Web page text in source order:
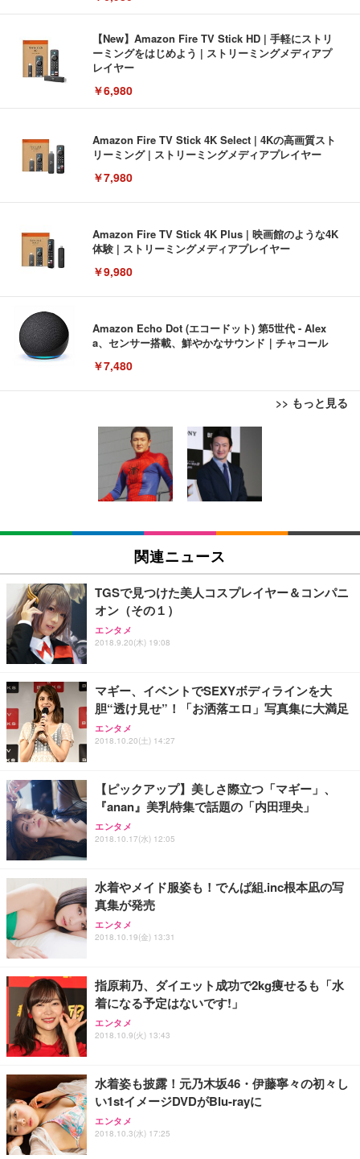
【New】Amazon Fire TV Stick HD | 手軽にストリ
ーミングをはじめよう | ストリーミングメディアプ
レイヤー
￥6,980
Amazon Fire TV Stick 4K Select | 4Kの高画質スト
リーミング | ストリーミングメディアプレイヤー
￥7,980
Amazon Fire TV Stick 4K Plus | 映画館のような4K
体験 | ストリーミングメディアプレイヤー
￥9,980
Amazon Echo Dot (エコードット) 第5世代 - Alex
a、センサー搭載、鮮やかなサウンド｜チャコール
￥7,480
>> もっと見る
[EdoErgo] オフィスチェア 椅子 テレワーク 疲れな
い 跳ね上げ式アームレスト コンパクト 約105度ロッ
キング pc 事務椅子 360度回転 座面昇降 強化ナイロ
ン樹脂ベース 通気性メッシュ 在宅ワーク H-WY01
(黒網+黒枠+黒足)
￥5,699
SIHOO B100 オフィスチェア／デスクチェア メッシ
ュチェア 人間工学 疲れない ブラック
￥27,999
Sezlife オフィスチェア デスクチェア 疲れない テレ
ワーク チェア 強化バックレスト 30度ロッキング機
能 人間工学 椅子 腰サポート 90度跳ね上げ式アーム
務用 おしゃれ パソコンチェア (ブラック)
Sezlife オフィスチェア デスクチェア 疲れない テレ
ワーク チェア 強化バックレスト 30度ロッキング機
能 人間工学 椅子 腰サポート 90度跳ね上げ式アーム
務用 おしゃれ パソコンチェア (ホワイト)
ANDWINT オフィスチェア デスクチェア 肘なし メ
ッシュ 通気性 ランバーサポート付き 腰サポート ガ
ス圧無段階昇降 360度回転 キャスター付き コンパク
EIZO ビジネス向けプレミアムモニター | FlexScan
EV3240X-WT | 31.5型4K UHD・USB Type-C・ホワ
￥105,595
EIZO ビジネス向けプレミアムモニター | FlexScan
【純正品】27"ゲーミングモニター DualSense 充電
フック付き（CFI-ZDM1J）
【整備済み品】Dell E2724HS 27インチ 液晶モニタ
ー フルHD（1920×1080）VA 非光沢 HDMI/DisplayP
ort/VGA スピーカー内蔵 高さ調整 スイベル VESA対
【MiniLED/24.5inch/280Hz/FHD】GRAPHT THE S
HOOTER Gaming Monitor 24” Essential ゲーミン
グモニター QD 24.5インチ 1ms FHD 量子ドット 残
Amazonベーシック ペットシーツ 薄型 レギュラー 1
回使い捨て 無香料 ホワイト 300枚
￥3,373
Amazonベーシック ペットシーツ 厚型 ワイド 42枚
x2袋(84枚) ホワイト(吸収面:ライトブルー)
￥3,234
ネオ・ルーライフ ネオ・オムツ L 中型犬用 26枚入
り 単品
Smart Basic(スマートベーシック) 【Amazon.co.jp
限定】 Smart Basic アイリスオーヤマ ペットシーツ
超厚型 お徳用 ワイド 100枚入 (x 1) (ケース販売)
ュラー 200枚入【Amazon.co.jp限定】
関連ニュース
TGSで見つけた美人コスプレイヤー＆コンパニ
オン（その１）
エンタメ
2018.9.20(木) 19:08
マギー、イベントでSEXYボディラインを大
胆“透け見せ”！「お洒落エロ」写真集に大満足
エンタメ
2018.10.20(土) 14:27
【ピックアップ】美しさ際立つ「マギー」、
『anan』美乳特集で話題の「内田理央」
エンタメ
2018.10.17(水) 12:05
水着やメイド服姿も！でんぱ組.inc根本凪の写
真集が発売
エンタメ
2018.10.19(金) 13:31
指原莉乃、ダイエット成功で2kg痩せるも「水
着になる予定はないです!」
エンタメ
2018.10.9(火) 13:43
水着姿も披露！元乃木坂46・伊藤寧々の初々し
い1stイメージDVDがBlu-rayに
エンタメ
2018.10.3(水) 17:25